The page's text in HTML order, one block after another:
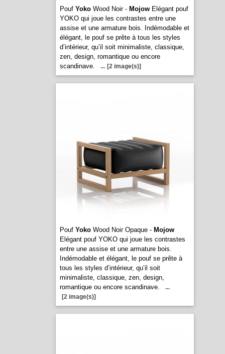
Pouf YokoWood Noir - MojowElégant pouf
YOKO qui joue les contrastes entre une
assise et une armature bois. Indémodable et
élégant, le pouf se prête à tous les styles
d’intérieur, qu’il soit minimaliste, classique,
zen, design, romantique ou encore
scandinave.
... [2 image(s)]
Pouf YokoWood Noir Opaque - Mojow
Elégant pouf YOKO qui joue les contrastes
entre une assise et une armature bois.
Indémodable et élégant, le pouf se prête à
tous les styles d’intérieur, qu’il soit
minimaliste, classique, zen, design,
romantique ou encore scandinave.
...
[2 image(s)]